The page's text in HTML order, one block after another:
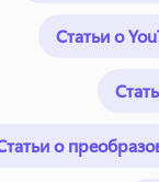
Статьи о
о